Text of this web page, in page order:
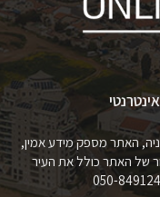
האתר מספק מידע אמין,
של האתר כולל את העיר